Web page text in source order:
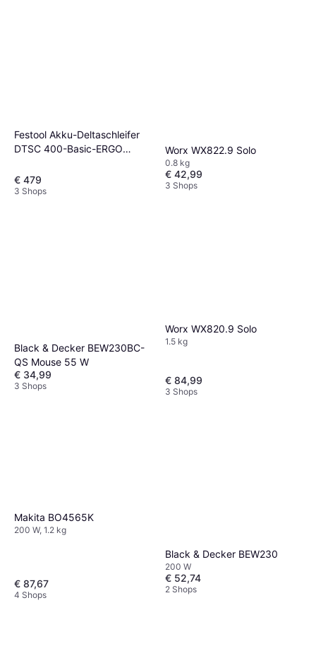
Festool Akku-Deltaschleifer
DTSC 400-Basic-ERGO
€ 479
3 Shops
Worx WX822.9 Solo
0.8 kg
€ 42,99
3 Shops
Black & Decker BEW230BC-
QS Mouse 55 W
€ 34,99
3 Shops
Worx WX820.9 Solo
1.5 kg
€ 84,99
3 Shops
Makita BO4565K
200 W, 1.2 kg
€ 87,67
4 Shops
Black & Decker BEW230
200 W
€ 52,74
2 Shops